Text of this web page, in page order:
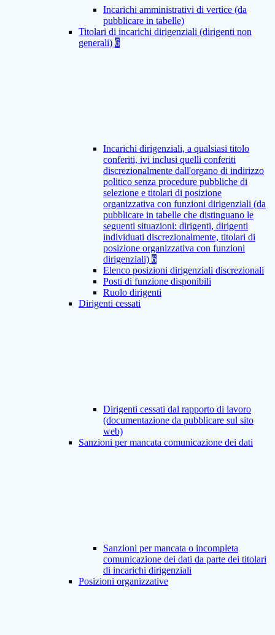
Incarichi amministrativi di vertice (da
pubblicare in tabelle)
Titolari di incarichi dirigenziali (dirigenti non
generali) 6
Incarichi dirigenziali, a qualsiasi titolo
conferiti, ivi inclusi quelli conferiti
discrezionalmente dall'organo di indirizzo
politico senza procedure pubbliche di
selezione e titolari di posizione
organizzativa con funzioni dirigenziali (da
pubblicare in tabelle che distinguano le
seguenti situazioni: dirigenti, dirigenti
individuati discrezionalmente, titolari di
posizione organizzativa con funzioni
dirigenziali) 6
Elenco posizioni dirigenziali discrezionali
Posti di funzione disponibili
Ruolo dirigenti
Dirigenti cessati
Dirigenti cessati dal rapporto di lavoro
(documentazione da pubblicare sul sito
web)
Sanzioni per mancata comunicazione dei dati
Sanzioni per mancata o incompleta
comunicazione dei dati da parte dei titolari
di incarichi dirigenziali
Posizioni organizzative